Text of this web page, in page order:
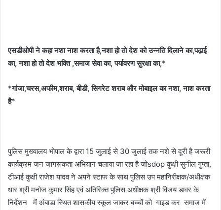
एसडीओपी ने कहा नशा नाश करता है,नशा हो तो देश को उन्नति दिलाने का,पढ़ाई
का, नशा हो तो देश भक्ति ,समाज सेवा का, पर्यावरण सुरक्षा का,*
*गांजा,चरस,अफीम,शराब, बीडी, सिगरेट शराब और मोबाइल का नशा, नाश करता
है*
पुलिस मुख्यालय भोपाल के द्वारा 15 जुलाई से 30 जुलाई तक नशे से दूरी है जरूरी
कार्यक्रम जन जागरूकता अभियान चलाया जा रहा है जोsdop कुक्षी सुनील गुप्ता,
टीआई कुक्षी राजेश यादव ने अपने स्टाफ के साथ पुलिस उप महानिरीक्षक/अधीक्षक
धार श्री मनोज कुमार सिंह एवं अतिरिक्त पुलिस अधीक्षक श्री विजय डावर के
निर्देशन में अंबाडा स्थित शासकीय स्कूल जाकर बच्चों को गाइड कर समाज में